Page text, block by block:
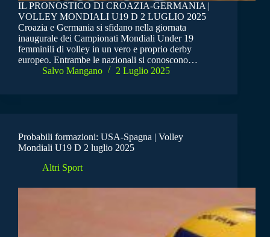
IL PRONOSTICO DI CROAZIA-GERMANIA |
VOLLEY MONDIALI U19 D 2 LUGLIO 2025
Croazia e Germania si sfidano nella giornata
inaugurale dei Campionati Mondiali Under 19
femminili di volley in un vero e proprio derby
europeo. Entrambe le nazionali si conoscono…
Salvo Mangano
2 Luglio 2025
Probabili formazioni: USA-Spagna | Volley
Mondiali U19 D 2 luglio 2025
Altri Sport